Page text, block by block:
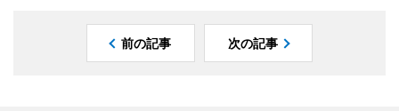
前の記事 次の記事